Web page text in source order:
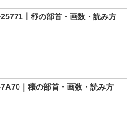
｜𥝱の部首・画数・読み方
｜穰の部首・画数・読み方